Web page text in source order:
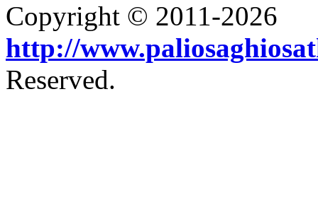
Copyright © 2011-2026
http://
Reserved.